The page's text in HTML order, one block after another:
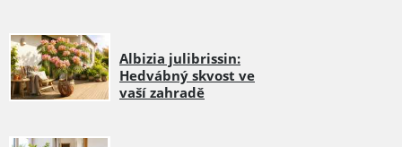
Albizia julibrissin:
Hedvábný skvost ve
vaší zahradě